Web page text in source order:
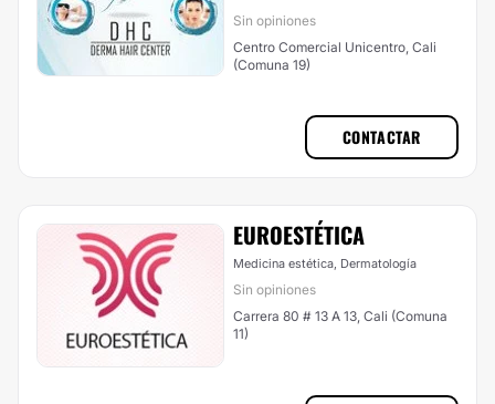
Sin opiniones
Centro Comercial Unicentro, Cali
(Comuna 19)
CONTACTAR
EUROESTÉTICA
Medicina estética, Dermatología
Sin opiniones
Carrera 80 # 13 A 13, Cali (Comuna
11)